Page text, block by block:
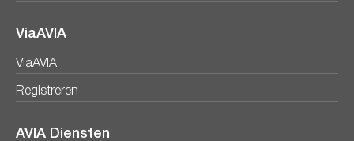
ViaAVIA
ViaAVIA
Registreren
AVIA Diensten